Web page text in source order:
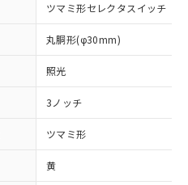
ツマミ形セレクタスイッチ
丸胴形(φ30mm)
照光
3ノッチ
ツマミ形
黄